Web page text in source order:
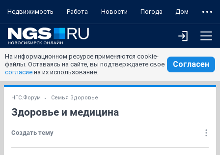
Недвижимость Работа Новости Погода Дом
На информационном ресурсе применяются cookie-
файлы. Оставаясь на сайте, вы подтверждаете свое
согласие на их использование.
Согласен
НГС.Форум Семья Здоровье
Здоровье и медицина
Создать тему